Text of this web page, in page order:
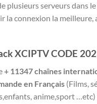
plusieurs serveurs dans le
la connexion la meilleure,
XCIPTV CODE
+ 11347 chaînes
en Français(Films,
anime,sport …etc)